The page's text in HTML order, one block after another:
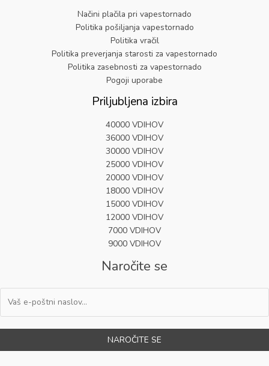
Načini plačila pri vapestornado
Politika pošiljanja vapestornado
Politika vračil
Politika preverjanja starosti za vapestornado
Politika zasebnosti za vapestornado
Pogoji uporabe
Priljubljena izbira
40000 VDIHOV
36000 VDIHOV
30000 VDIHOV
25000 VDIHOV
20000 VDIHOV
18000 VDIHOV
15000 VDIHOV
12000 VDIHOV
7000 VDIHOV
9000 VDIHOV
Naročite se
NAROČITE SE